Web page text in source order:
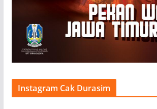
Instagram Cak Durasim